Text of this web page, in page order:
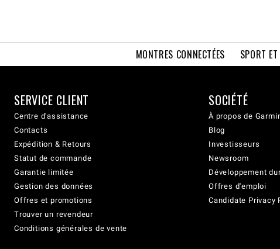
MONTRES CONNECTÉES SPORT
SERVICE CLIENT
Centre d'assistance
Contacts
Expédition & Retours
Statut de commande
Garantie limitée
Gestion des données
Offres et promotions
Trouver un revendeur
Conditions générales de vente
SOCIÉTÉ
À propos de
Blog
Investisseurs
Newsroom
Développement
Offres d'emploi
Candidate Privacy